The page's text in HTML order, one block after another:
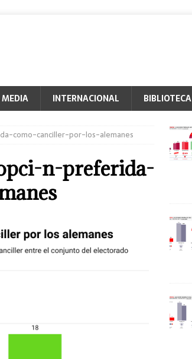
MEDIA INTERNACIONAL BIBLIOTECA
como-canciller-por-los-alemanes
n-preferida-